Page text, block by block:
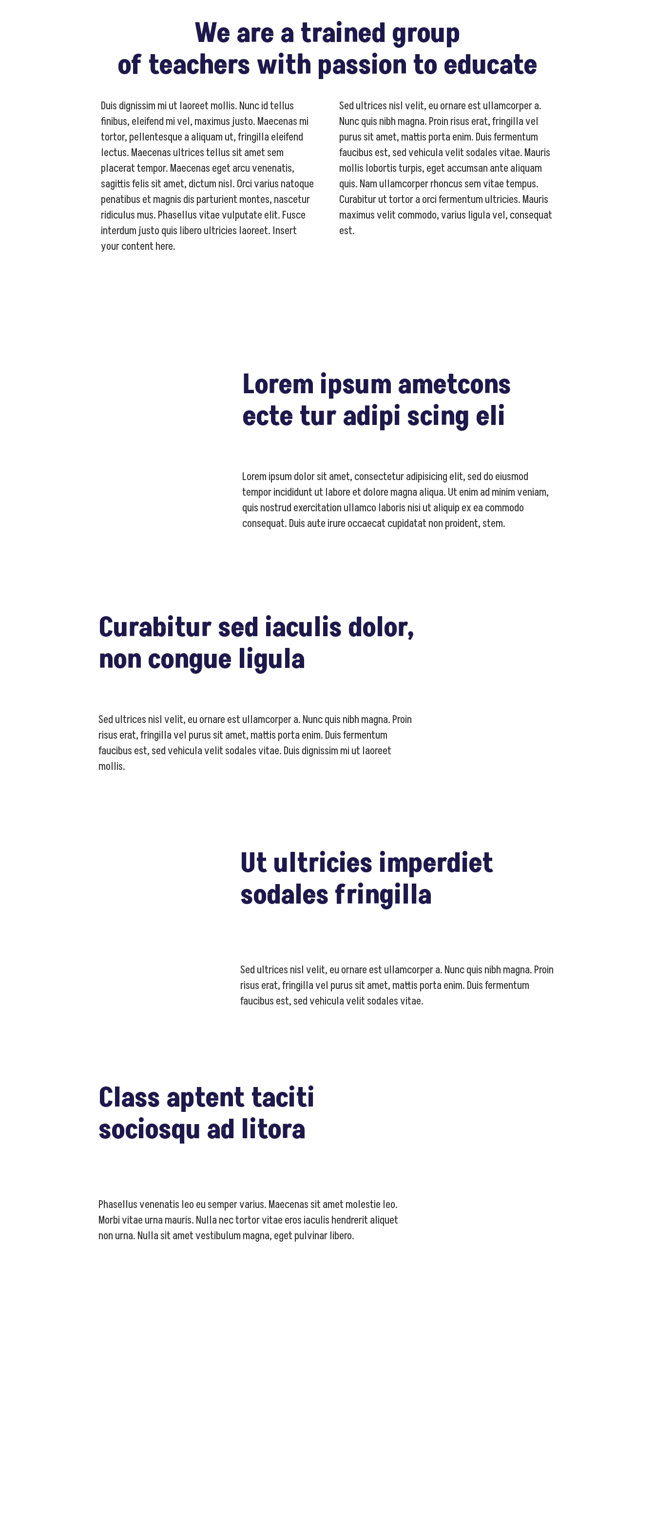
We are a trained group
of teachers with passion to educate
Duis dignissim mi ut laoreet mollis. Nunc id tellus
finibus, eleifend mi vel, maximus justo. Maecenas mi
tortor, pellentesque a aliquam ut, fringilla eleifend
lectus. Maecenas ultrices tellus sit amet sem
placerat tempor. Maecenas eget arcu venenatis,
sagittis felis sit amet, dictum nisl. Orci varius natoque
penatibus et magnis dis parturient montes, nascetur
ridiculus mus. Phasellus vitae vulputate elit. Fusce
interdum justo quis libero ultricies laoreet. Insert
your content here.
Sed ultrices nisl velit, eu ornare est ullamcorper a.
Nunc quis nibh magna. Proin risus erat, fringilla vel
purus sit amet, mattis porta enim. Duis fermentum
faucibus est, sed vehicula velit sodales vitae. Mauris
mollis lobortis turpis, eget accumsan ante aliquam
quis. Nam ullamcorper rhoncus sem vitae tempus.
Curabitur ut tortor a orci fermentum ultricies. Mauris
maximus velit commodo, varius ligula vel, consequat
est.
Lorem ipsum ametcons
ecte tur adipi scing eli
Lorem ipsum dolor sit amet, consectetur adipisicing elit, sed do eiusmod
tempor incididunt ut labore et dolore magna aliqua. Ut enim ad minim veniam,
quis nostrud exercitation ullamco laboris nisi ut aliquip ex ea commodo
consequat. Duis aute irure occaecat cupidatat non proident, stem.
Curabitur sed iaculis dolor,
non congue ligula
Sed ultrices nisl velit, eu ornare est ullamcorper a. Nunc quis nibh magna. Proin
risus erat, fringilla vel purus sit amet, mattis porta enim. Duis fermentum
faucibus est, sed vehicula velit sodales vitae. Duis dignissim mi ut laoreet
mollis.
Ut ultricies imperdiet
sodales fringilla
Sed ultrices nisl velit, eu ornare est ullamcorper a. Nunc quis nibh magna. Proin
risus erat, fringilla vel purus sit amet, mattis porta enim. Duis fermentum
faucibus est, sed vehicula velit sodales vitae.
Class aptent taciti
sociosqu ad litora
Phasellus venenatis leo eu semper varius. Maecenas sit amet molestie leo.
Morbi vitae urna mauris. Nulla nec tortor vitae eros iaculis hendrerit aliquet
non urna. Nulla sit amet vestibulum magna, eget pulvinar libero.